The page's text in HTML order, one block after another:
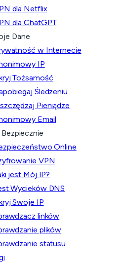
dla Netflix
dla ChatGPT
Dane
w Internecie
IP
Tożsamość
Śledzeniu
Pieniądze
Email
Online
VPN
jest Mój IP?
Wycieków DNS
Swoje IP
linków
plików
statusu